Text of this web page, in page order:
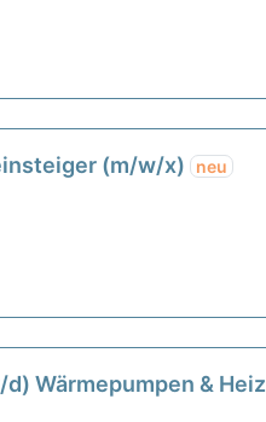
(m/w/x) neu
Wärmepumpen &